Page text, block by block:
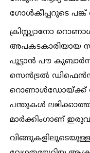
ഗോള്‍കീപ്പറുടെ
ക്രിസ്റ്റ്യാനോ
അപകടകാരിയായ
പൂട്ടാൻ പൗ
സെൻട്രല്‍
റൊണാള്‍ഡോയ്ക്ക്
പന്തുകള്‍
മാർക്കിംഗാണ്
വിങ്ങുകളിലൂടെയുള്ള